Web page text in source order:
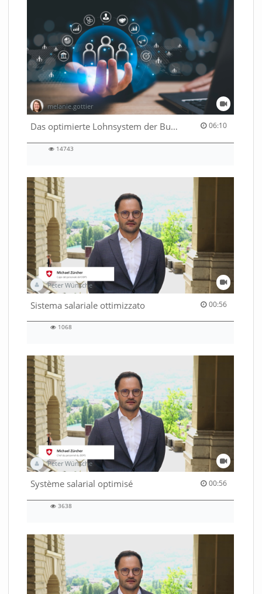
melanie.gottier
Das optimierte Lohnsystem der Bundesverwaltung 06:10
06:10 duration
14743
Peter Wünsche
Sistema salariale ottimizzato 00:56
00:56 duration
1068
Peter Wünsche
Système salarial optimisé 00:56
00:56 duration
3638